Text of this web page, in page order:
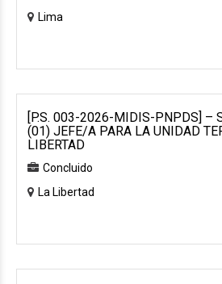
Lima
[P.S. 003-2026-MIDIS-PNPDS] –
(01) JEFE/A PARA LA UNIDAD
LIBERTAD
Concluido
La Libertad